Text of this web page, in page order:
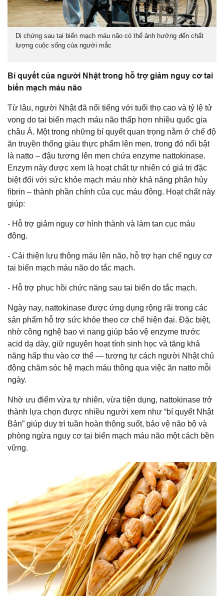
Di chứng sau tai biến mạch máu não có thể ảnh hưởng đến chất
lượng cuộc sống của người mắc
Bí quyết của người Nhật trong hỗ trợ giảm nguy cơ tai
biến mạch máu não
Từ lâu, người Nhật đã nổi tiếng với tuổi thọ cao và tỷ lệ tử
vong do tai biến mạch máu não thấp hơn nhiều quốc gia
châu Á. Một trong những bí quyết quan trọng nằm ở chế độ
ăn truyền thống giàu thực phẩm lên men, trong đó nổi bật
là natto – đậu tương lên men chứa enzyme nattokinase.
Enzym này được xem là hoạt chất tự nhiên có giá trị đặc
biệt đối với sức khỏe mạch máu nhờ khả năng phân hủy
fibrin – thành phần chính của cục máu đông. Hoạt chất này
giúp:
- Hỗ trợ giảm nguy cơ hình thành và làm tan cục máu
đông.
- Cải thiện lưu thông máu lên não, hỗ trợ hạn chế nguy cơ
tai biến mạch máu não do tắc mạch.
- Hỗ trợ phục hồi chức năng sau tai biến do tắc mạch.
Ngày nay, nattokinase được ứng dụng rộng rãi trong các
sản phẩm hỗ trợ sức khỏe theo cơ chế hiện đại. Đặc biệt,
nhờ công nghệ bao vi nang giúp bảo vệ enzyme trước
acid dạ dày, giữ nguyên hoạt tính sinh học và tăng khả
năng hấp thu vào cơ thể — tương tự cách người Nhật chủ
động chăm sóc hệ mạch máu thông qua việc ăn natto mỗi
ngày.
Nhờ ưu điểm vừa tự nhiên, vừa tiện dụng, nattokinase trở
thành lựa chọn được nhiều người xem như “bí quyết Nhật
Bản” giúp duy trì tuần hoàn thông suốt, bảo vệ não bộ và
phòng ngừa nguy cơ tai biến mạch máu não một cách bền
vững.